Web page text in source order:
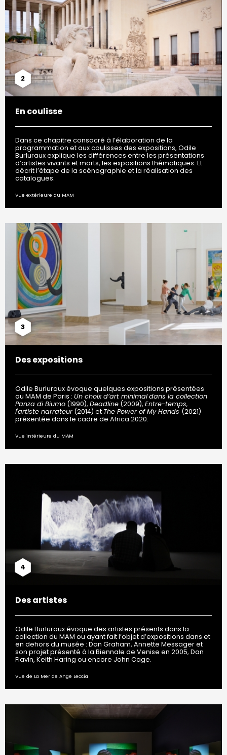
2
En coulisse
Dans ce chapitre consacré à l’élaboration de la
programmation et aux coulisses des expositions, Odile
Burluraux explique les différences entre les présentations
d’artistes vivants et morts, les expositions thématiques. Et
décrit l’étape de la scénographie et la réalisation des
catalogues.
Vue extérieure du MAM
3
Des expositions
Odile Burluraux évoque quelques expositions présentées
au MAM de Paris : Un choix d’art minimaldans la collection
Panza di Biumo (1990), Deadline (2009), Entre-temps,
l'artiste narrateur (2014) et The Power of My Hands (2021)
présentée dans le cadre de Africa 2020.
Vue intérieure du MAM
4
Des artistes
Odile Burluraux évoque des artistes présents dans la
collection du MAM ou ayant fait l’objet d’expositions dans et
en dehors du musée : Dan Graham, Annette Messager et
son projet présenté à la Biennale de Venise en 2005, Dan
Flavin, Keith Haring ou encore John Cage.
Vue de La Mer de Ange Leccia